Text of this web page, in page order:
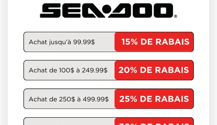
À partir de 23 249 $